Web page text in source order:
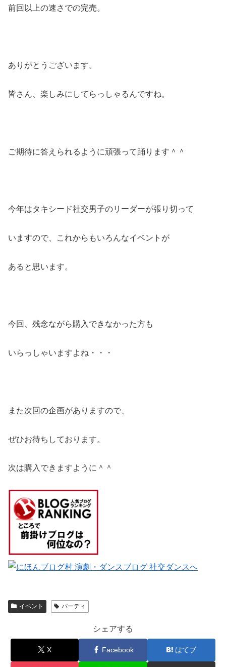
前回以上の速さでの完売。
ありがとうございます。
皆さん、楽しみにしてらっしゃるんですね。
ご期待に答えられるように頑張って踊ります＾＾
今年はタキシード社交男子のリーダーが張り切って
いますので、これからもいろんなイベントが
あると思います。
今回、残念ながら購入できなかった方も
いらっしゃいますよね・・・
また次回の企画がありますので、
ぜひお待ちしております。
次は購入できますように＾＾
イベント パーティ
シェアする
X Facebook はてブ